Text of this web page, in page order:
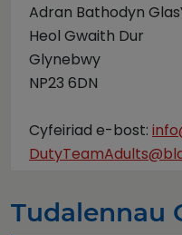
Adran Bathodyn
Heol Gwaith Dur
Glynebwy
NP23 6DN
Cyfeiriad e-bost:
Tudalennau